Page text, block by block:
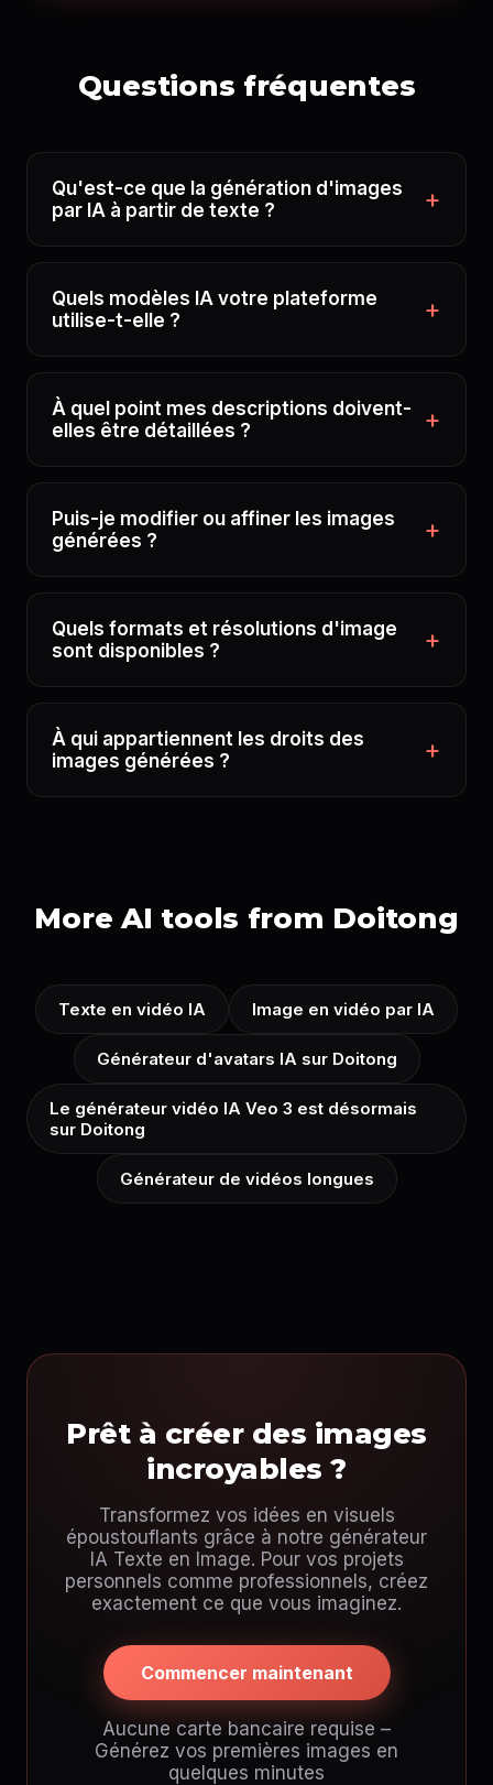
Questions fréquentes
Qu'est-ce que la génération d'images
par IA à partir de texte ?
Quels modèles IA votre plateforme
utilise-t-elle ?
À quel point mes descriptions doivent-
elles être détaillées ?
Puis-je modifier ou affiner les images
générées ?
Quels formats et résolutions d'image
sont disponibles ?
À qui appartiennent les droits des
images générées ?
More AI tools from Doitong
Texte en vidéo IA Image en vidéo par IA
Générateur d'avatars IA sur Doitong
Le générateur vidéo IA Veo 3 est désormais
sur Doitong
Générateur de vidéos longues
Prêt à créer des images
incroyables ?
Transformez vos idées en visuels
époustouflants grâce à notre générateur
IA Texte en Image. Pour vos projets
personnels comme professionnels, créez
exactement ce que vous imaginez.
Commencer maintenant
Aucune carte bancaire requise –
Générez vos premières images en
quelques minutes